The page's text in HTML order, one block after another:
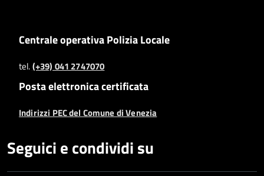
Centrale operativa Polizia Locale
tel.(+39) 041 2747070
Posta elettronica certificata
Indirizzi PEC del Comune di Venezia
Seguici e condividi su